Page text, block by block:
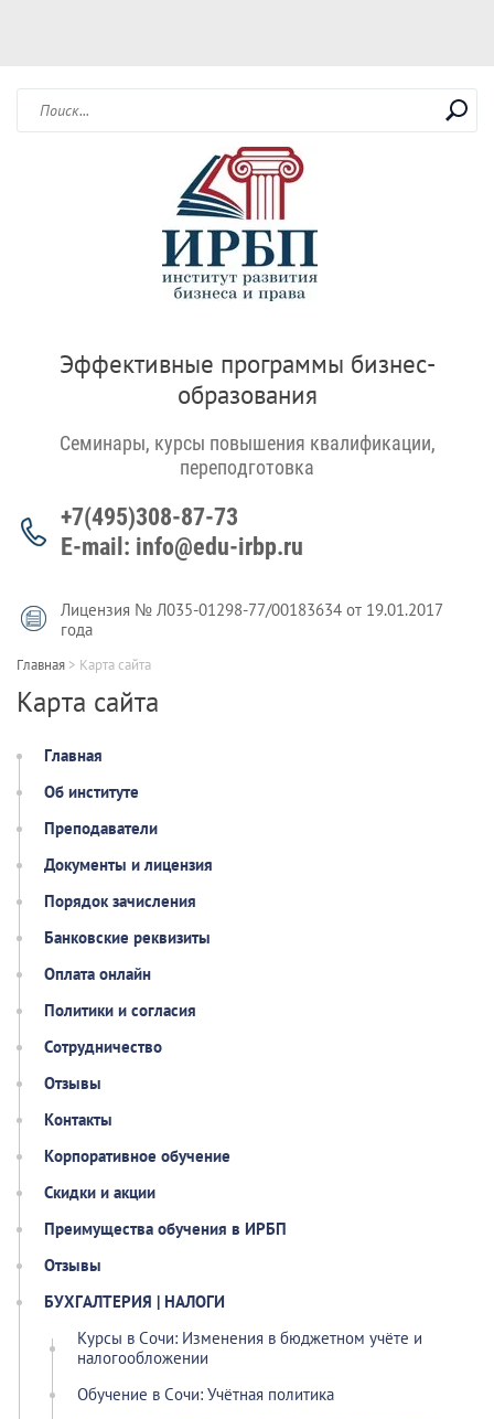
Эффективные программы бизнес-
образования
Семинары, курсы повышения квалификации,
переподготовка
+7(495)308-87-73
E-mail: info@edu-irbp.ru
Лицензия № Л035-01298-77/00183634 от 19.01.2017
года
Главная > Карта сайта
Карта сайта
Главная
Об институте
Преподаватели
Документы и лицензия
Порядок зачисления
Банковские реквизиты
Оплата онлайн
Политики и согласия
Сотрудничество
Отзывы
Контакты
Корпоративное обучение
Скидки и акции
Преимущества обучения в ИРБП
Отзывы
БУХГАЛТЕРИЯ | НАЛОГИ
Курсы в Сочи: Изменения в бюджетном учёте и
налогообложении
Обучение в Сочи: Учётная политика